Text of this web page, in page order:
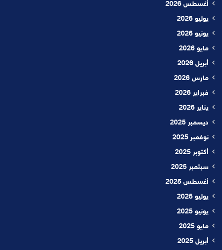
أغسطس 2026
يوليو 2026
يونيو 2026
مايو 2026
أبريل 2026
مارس 2026
فبراير 2026
يناير 2026
ديسمبر 2025
نوفمبر 2025
أكتوبر 2025
سبتمبر 2025
أغسطس 2025
يوليو 2025
يونيو 2025
مايو 2025
أبريل 2025